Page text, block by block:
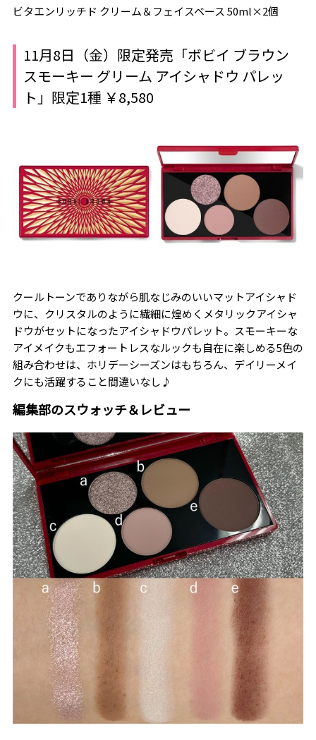
ビタエンリッチド クリーム＆フェイスベース 50ml×2個
11月8日（金）限定発売「ボビイ ブラウン
スモーキー グリーム アイシャドウ パレッ
ト」限定1種 ￥8,580
クールトーンでありながら肌なじみのいいマットアイシャド
ウに、クリスタルのように繊細に煌めくメタリックアイシャ
ドウがセットになったアイシャドウパレット。スモーキーな
アイメイクもエフォートレスなルックも自在に楽しめる5色の
組み合わせは、ホリデーシーズンはもちろん、デイリーメイ
クにも活躍すること間違いなし♪
編集部のスウォッチ＆レビュー